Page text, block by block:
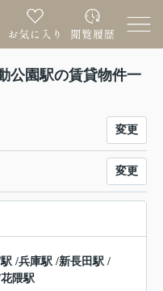
公園駅の賃貸物件一
変更
変更
/兵庫駅 /新長田駅 /
花隈駅